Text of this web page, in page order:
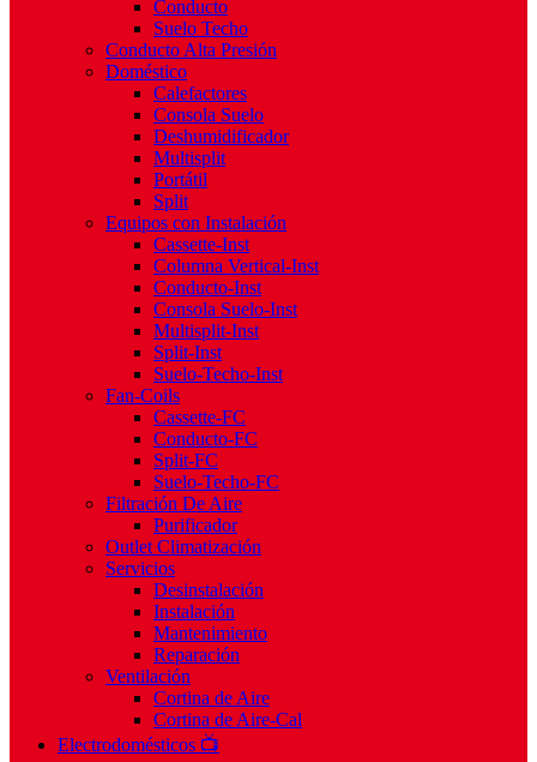
Conducto
Suelo Techo
Conducto Alta Presión
Doméstico
Calefactores
Consola Suelo
Deshumidificador
Multisplit
Portátil
Split
Equipos con Instalación
Cassette-Inst
Columna Vertical-Inst
Conducto-Inst
Consola Suelo-Inst
Multisplit-Inst
Split-Inst
Suelo-Techo-Inst
Fan-Coils
Cassette-FC
Conducto-FC
Split-FC
Suelo-Techo-FC
Filtración De Aire
Purificador
Outlet Climatización
Servicios
Desinstalación
Instalación
Mantenimiento
Reparación
Ventilación
Cortina de Aire
Cortina de Aire-Cal
Electrodomésticos 📺